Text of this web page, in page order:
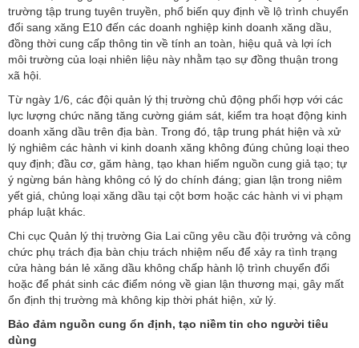
trường tập trung tuyên truyền, phổ biến quy định về lộ trình chuyển
đổi sang xăng E10 đến các doanh nghiệp kinh doanh xăng dầu,
đồng thời cung cấp thông tin về tính an toàn, hiệu quả và lợi ích
môi trường của loại nhiên liệu này nhằm tạo sự đồng thuận trong
xã hội.
Từ ngày 1/6, các đội quản lý thị trường chủ động phối hợp với các
lực lượng chức năng tăng cường giám sát, kiểm tra hoạt động kinh
doanh xăng dầu trên địa bàn. Trong đó, tập trung phát hiện và xử
lý nghiêm các hành vi kinh doanh xăng không đúng chủng loại theo
quy định; đầu cơ, găm hàng, tạo khan hiếm nguồn cung giả tạo; tự
ý ngừng bán hàng không có lý do chính đáng; gian lận trong niêm
yết giá, chủng loại xăng dầu tại cột bơm hoặc các hành vi vi phạm
pháp luật khác.
Chi cục Quản lý thị trường Gia Lai cũng yêu cầu đội trưởng và công
chức phụ trách địa bàn chịu trách nhiệm nếu để xảy ra tình trạng
cửa hàng bán lẻ xăng dầu không chấp hành lộ trình chuyển đổi
hoặc để phát sinh các điểm nóng về gian lận thương mại, gây mất
ổn định thị trường mà không kịp thời phát hiện, xử lý.
Bảo đảm nguồn cung ổn định, tạo niềm tin cho người tiêu
dùng